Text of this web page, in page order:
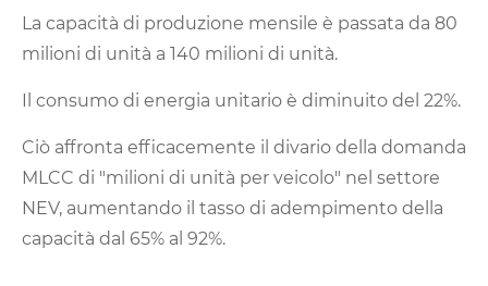
La capacità di produzione mensile è passata da 80
milioni di unità a 140 milioni di unità.
Il consumo di energia unitario è diminuito del 22%.
Ciò affronta efficacemente il divario della domanda
MLCC di "milioni di unità per veicolo" nel settore
NEV, aumentando il tasso di adempimento della
capacità dal 65% al ​​92%.